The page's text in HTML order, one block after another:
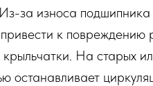
за износа подшипника
к
На старых
останавливает